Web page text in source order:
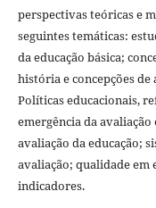
perspectivas teóricas e
seguintes temáticas:
da educação básica;
história e concepções de
Políticas educacionais,
emergência da
avaliação da educação;
avaliação; qualidade em
indicadores.